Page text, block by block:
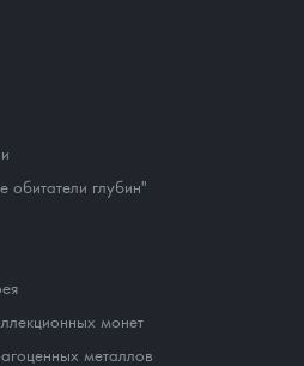
глубин"
монет
металлов